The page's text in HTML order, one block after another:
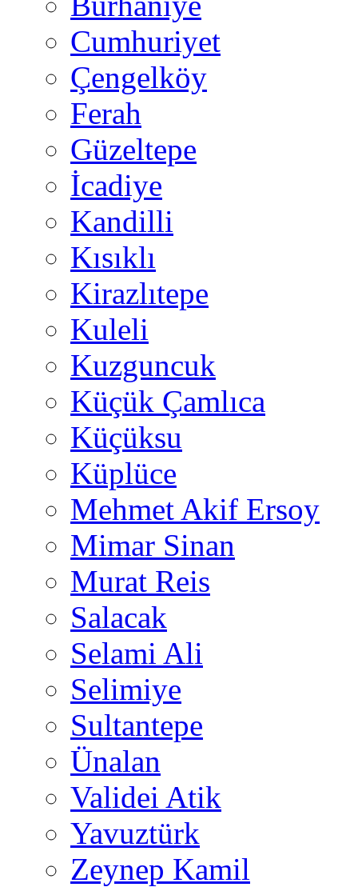
Cumhuriyet
Çengelköy
Ferah
Güzeltepe
İcadiye
Kandilli
Kısıklı
Kirazlıtepe
Kuleli
Kuzguncuk
Küçük Çamlıca
Küçüksu
Küplüce
Mehmet Akif Ersoy
Mimar Sinan
Murat Reis
Salacak
Selami Ali
Selimiye
Sultantepe
Ünalan
Validei Atik
Yavuztürk
Zeynep Kamil